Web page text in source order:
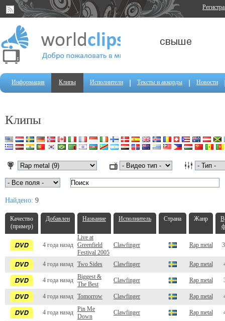
Информация Клипы Исполнители Тексты и аккорды Новости
Клипы
Найдено: 9
Качество
(пример)
Добавлен Название Исполнитель Страна Жанр
4 года назад
Live at
Greenfield
Festival 2005
Clawfinger Rap metal
4 года назад Two Sides Clawfinger Rap metal
4 года назад
Biggest &
The Best
Clawfinger Rap metal
4 года назад Tomorrow Clawfinger Rap metal
4 года назад
Pin Me
Down
Clawfinger Rap metal